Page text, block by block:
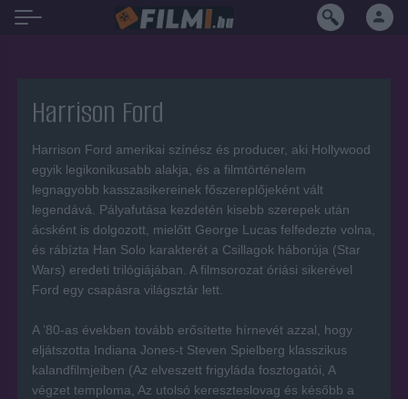
Harrison Ford
Harrison Ford amerikai színész és producer, aki Hollywood
egyik legikonikusabb alakja, és a filmtörténelem
legnagyobb kasszasikereinek főszereplőjeként vált
legendává. Pályafutása kezdetén kisebb szerepek után
ácsként is dolgozott, mielőtt George Lucas felfedezte volna,
és rábízta Han Solo karakterét a Csillagok háborúja (Star
Wars) eredeti trilógiájában. A filmsorozat óriási sikerével
Ford egy csapásra világsztár lett.
A ’80-as években tovább erősítette hírnevét azzal, hogy
eljátszotta Indiana Jones-t Steven Spielberg klasszikus
kalandfilmjeiben (Az elveszett frigyláda fosztogatói, A
végzet temploma, Az utolsó kereszteslovag és később a